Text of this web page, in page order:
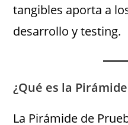
tangibles aporta a
desarrollo y testing.
¿Qué es la
La Pirámide de